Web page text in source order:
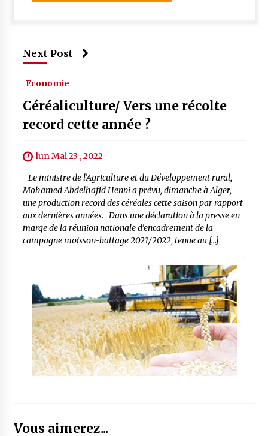
Next Post
Economie
Céréaliculture/ Vers une récolte
record cette année ?
lun Mai 23 , 2022
Le ministre de l’Agriculture et du Développement rural,
Mohamed Abdelhafid Henni a prévu, dimanche à Alger,
une production record des céréales cette saison par rapport
aux dernières années. Dans une déclaration à la presse en
marge de la réunion nationale d’encadrement de la
campagne moisson-battage 2021/2022, tenue au […]
Vous aimerez...